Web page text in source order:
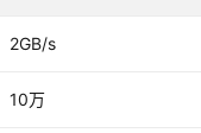
2GB/s
10万